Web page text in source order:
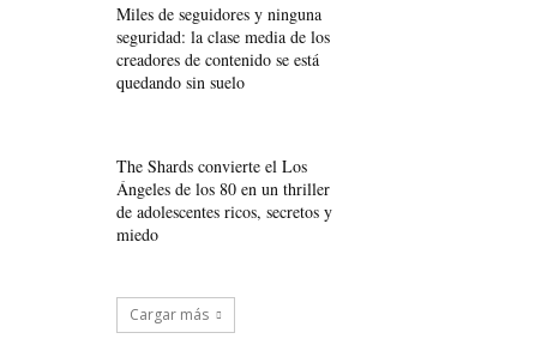
Miles de seguidores y ninguna
seguridad: la clase media de los
creadores de contenido se está
quedando sin suelo
The Shards convierte el Los
Ángeles de los 80 en un thriller
de adolescentes ricos, secretos y
miedo
Cargar más